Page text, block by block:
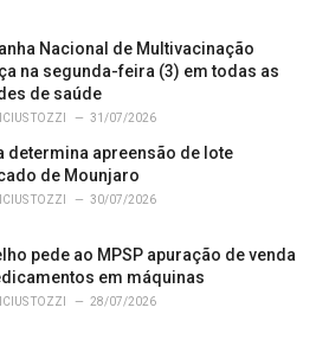
Nacional de Multivacinação
na segunda-feira (3) em todas as
de saúde
TOZZI 31/07/2026
determina apreensão de lote
de Mounjaro
TOZZI 30/07/2026
pede ao MPSP apuração de venda
em máquinas
TOZZI 28/07/2026